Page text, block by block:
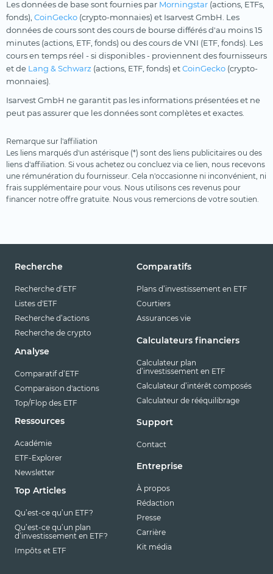
Les données de base sont fournies par Morningstar (actions, ETFs,
fonds), CoinGecko (crypto-monnaies) et Isarvest GmbH. Les
données de cours sont des cours de bourse différés d'au moins 15
minutes (actions, ETF, fonds) ou des cours de VNI (ETF, fonds). Les
cours en temps réel - si disponibles - proviennent des fournisseurs
et de Lang & Schwarz (actions, ETF, fonds) etCoinGecko (crypto-
monnaies).
Isarvest GmbH ne garantit pas les informations présentées et ne
peut pas assurer que les données sont complètes et exactes.
Remarque sur l'affiliation
Les liens marqués d'un astérisque (*) sont des liens publicitaires ou des
liens d'affiliation. Si vous achetez ou concluez via ce lien, nous recevons
une rémunération du fournisseur. Cela n'occasionne ni inconvénient, ni
frais supplémentaire pour vous. Nous utilisons ces revenus pour
financer notre offre gratuite. Nous vous remercions de votre soutien.
Recherche
Recherche d’ETF
Listes d'ETF
Recherche d’actions
Recherche de crypto
Analyse
Comparatif d’ETF
Comparaison d'actions
Top/Flop des ETF
Ressources
Académie
ETF-Explorer
Newsletter
Top Articles
Qu’est-ce qu’un ETF?
Qu’est-ce qu’un plan
d’investissement en ETF?
Impôts et ETF
Comparatifs
Plans d’investissement en ETF
Courtiers
Assurances vie
Calculateurs financiers
Calculateur plan
d’investissement en ETF
Calculateur d’intérêt composés
Calculateur de rééquilibrage
Support
Contact
Entreprise
À propos
Rédaction
Presse
Carrière
Kit média